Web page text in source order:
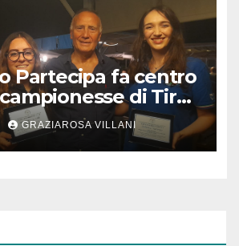
Partecipa fa centro
di Tiro
vista delle urne
GRAZIAROSA VILLANI